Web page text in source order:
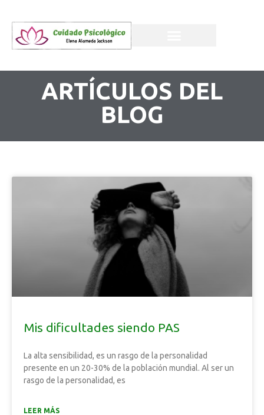
ARTÍCULOS DEL
BLOG
Mis dificultades siendo PAS
La alta sensibilidad, es un rasgo de la personalidad
presente en un 20-30% de la población mundial. Al ser un
rasgo de la personalidad, es
LEER MÁS